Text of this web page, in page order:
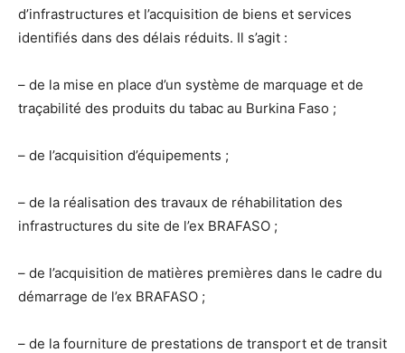
d’infrastructures et l’acquisition de biens et services
identifiés dans des délais réduits. Il s’agit :
– de la mise en place d’un système de marquage et de
traçabilité des produits du tabac au Burkina Faso ;
– de l’acquisition d’équipements ;
– de la réalisation des travaux de réhabilitation des
infrastructures du site de l’ex BRAFASO ;
– de l’acquisition de matières premières dans le cadre du
démarrage de l’ex BRAFASO ;
– de la fourniture de prestations de transport et de transit